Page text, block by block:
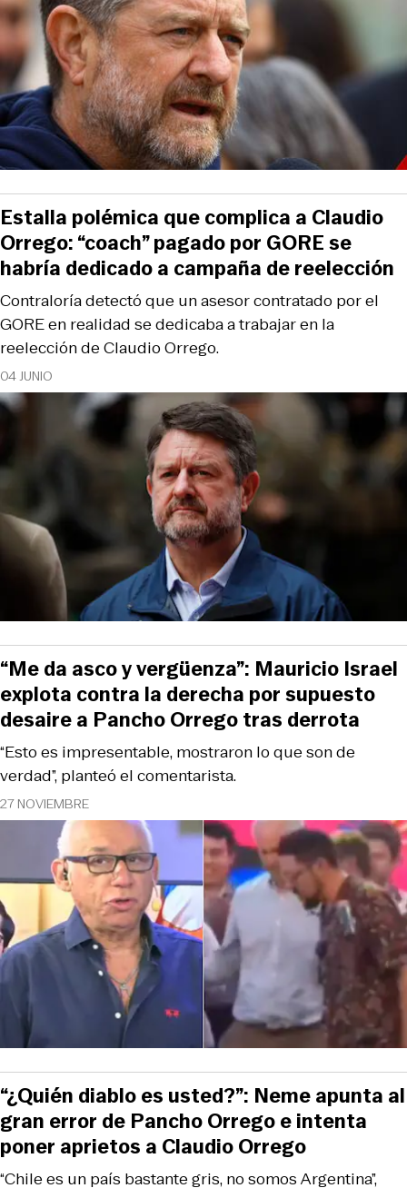
04 JUNIO
Contraloría detectó que un asesor contratado por el
GORE en realidad se dedicaba a trabajar en la
reelección de Claudio Orrego.
Estalla polémica que complica a Claudio
Orrego: “coach” pagado por GORE se
habría dedicado a campaña de reelección
27 NOVIEMBRE
“Esto es impresentable, mostraron lo que son de
verdad”, planteó el comentarista.
“Me da asco y vergüenza”: Mauricio Israel
explota contra la derecha por supuesto
desaire a Pancho Orrego tras derrota
“Chile es un país bastante gris, no somos Argentina”,
“¿Quién diablo es usted?”: Neme apunta al
gran error de Pancho Orrego e intenta
poner aprietos a Claudio Orrego